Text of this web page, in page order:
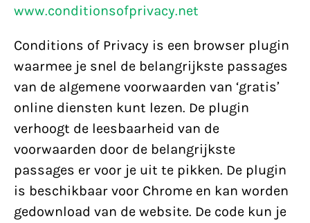
www.conditionsofprivacy.net
Conditions of Privacy is een browser plugin
waarmee je snel de belangrijkste passages
van de algemene voorwaarden van ‘gratis’
online diensten kunt lezen. De plugin
verhoogt de leesbaarheid van de
voorwaarden door de belangrijkste
passages er voor je uit te pikken. De plugin
is beschikbaar voor Chrome en kan worden
gedownload van de website. De code kun je